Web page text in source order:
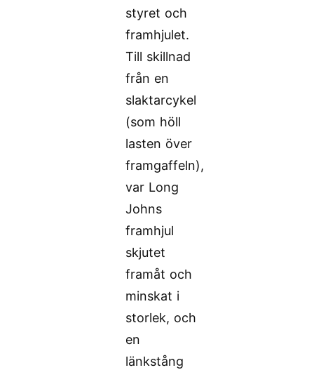
styret och
framhjulet.
Till skillnad
från en
slaktarcykel
(som höll
lasten över
framgaffeln),
var Long
Johns
framhjul
skjutet
framåt och
minskat i
storlek, och
en
länkstång